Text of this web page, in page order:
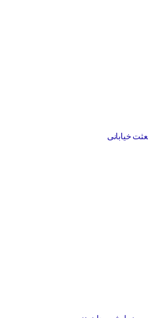
خیابانی